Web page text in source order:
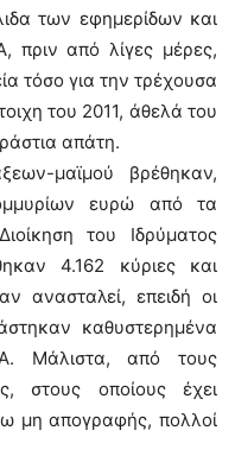
των εφημερίδων και
πριν από λίγες μέρες,
τόσο για την τρέχουσα
του 2011, άθελά του
απάτη.
μαϊμού βρέθηκαν,
ευρώ από τα
του Ιδρύματος
4.162 κύριες και
ανασταλεί, επειδή οι
καθυστερημένα
Μάλιστα, από τους
στους οποίους έχει
μη απογραφής, πολλοί